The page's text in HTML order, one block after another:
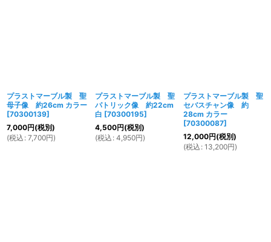
プラストマーブル製 聖
母子像 約26cm カラー
[70300139]
7,000円(税別)
(税込 : 7,700円)
プラストマーブル製 聖
パトリック像 約22cm
白 [70300195]
4,500円(税別)
(税込 : 4,950円)
プラストマーブル製 聖
セバスチャン像 約
28cm カラー
[70300087]
12,000円(税別)
(税込 : 13,200円)